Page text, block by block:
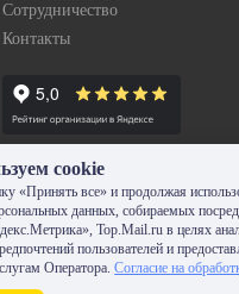
Сотрудничество
Контакты
cookie
«Принять все» и продолжая
данных, собираемых
Top.Mail.ru в целях
пользователей и
Оператора.Согласие на